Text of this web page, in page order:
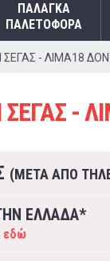
ΠΑΛΆΓΚΑ
ΠΑΛΕΤΟΦΌΡΑ
ΣΕΓΑΣ - ΛΙΜΑ18
ΣΕΓΑΣ -
(ΜΕΤΑ ΑΠΟ
ΕΛΛΑΔΑ*
εδώ